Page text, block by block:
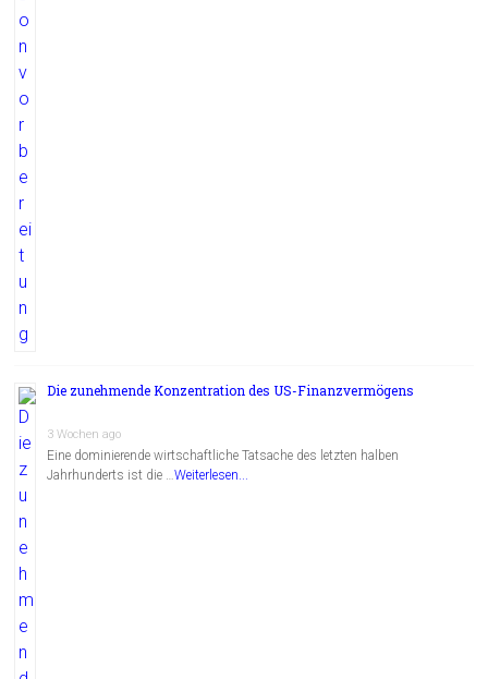
Die zunehmende Konzentration des US-Finanzvermögens
3 Wochen ago
Eine dominierende wirtschaftliche Tatsache des letzten halben
Jahrhunderts ist die …Weiterlesen...